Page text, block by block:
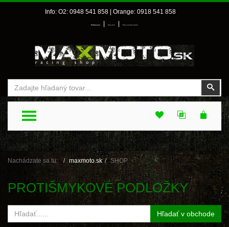
Info: O2: 0948 541 858 | Orange: 0918 541 858
Prihlásenie Môj účet Môj zoznam prianí
TOGGLE MENU
Nachádzate sa tu: maxmoto.sk SHOP
PROTIŠMYKOVÉ PODLOŽKY
Hľadať v obchode